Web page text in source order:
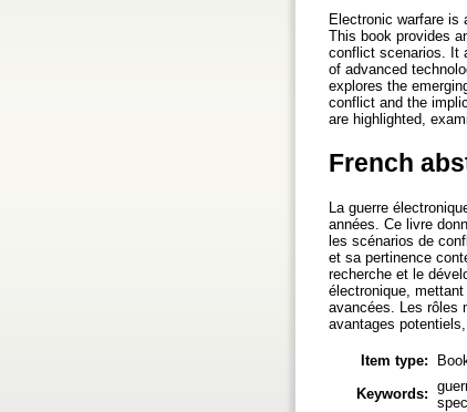
Electronic warfare is
This book provides
conflict scenarios. It
of advanced
explores the
conflict and the
are highlighted,
French
La guerre
années. Ce livre
les scénarios de
et sa pertinence
recherche et le
électronique,
avancées. Les rôles
avantages
Item type:
Keywords: